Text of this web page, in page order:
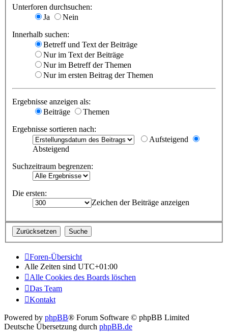
Unterforen durchsuchen:
Ja
Nein
Innerhalb suchen:
Betreff und Text der Beiträge
Nur im Text der Beiträge
Nur im Betreff der Themen
Nur im ersten Beitrag der Themen
Ergebnisse anzeigen als:
Beiträge
Themen
Ergebnisse sortieren nach:
Aufsteigend
Absteigend
Suchzeitraum begrenzen:
Die ersten:
Zeichen der Beiträge anzeigen
Foren-Übersicht
Alle Zeiten sind UTC+01:00
Alle Cookies des Boards löschen
Das Team
Kontakt
Powered by phpBB® Forum Software © phpBB Limited
Deutsche Übersetzung durch phpBB.de